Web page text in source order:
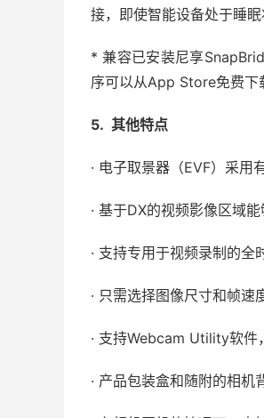
接，即使智能设备处于睡
* 兼容已安装尼享
序可以从App Store免费下
5. 其他特点
· 电子取景器（EVF）采用
· 基于DX的视频影像区域
· 支持专用于视频录制的全
· 只需选择图像尺寸和帧
· 支持Webcam Utility软
· 产品包装盒和随附的相